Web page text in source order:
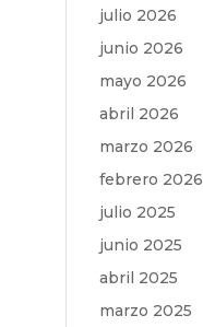
julio 2026
junio 2026
mayo 2026
abril 2026
marzo 2026
febrero 2026
julio 2025
junio 2025
abril 2025
marzo 2025